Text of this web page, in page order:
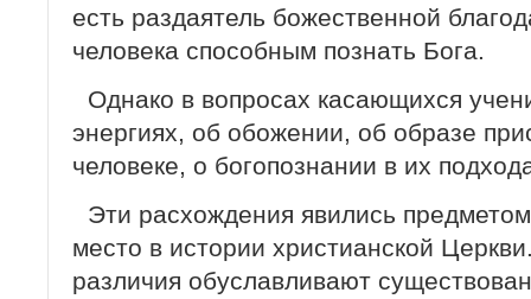
есть раздаятель божественной
человека способным познать Бога.
Однако в вопросах касающихся
энергиях, об обожении, об образе
человеке, о богопознании в их
Эти расхождения явились
место в истории христианской
различия обуславливают